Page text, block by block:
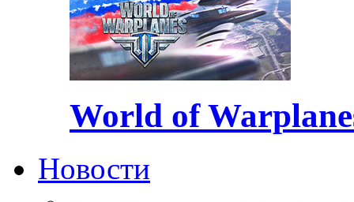
World of
Новости